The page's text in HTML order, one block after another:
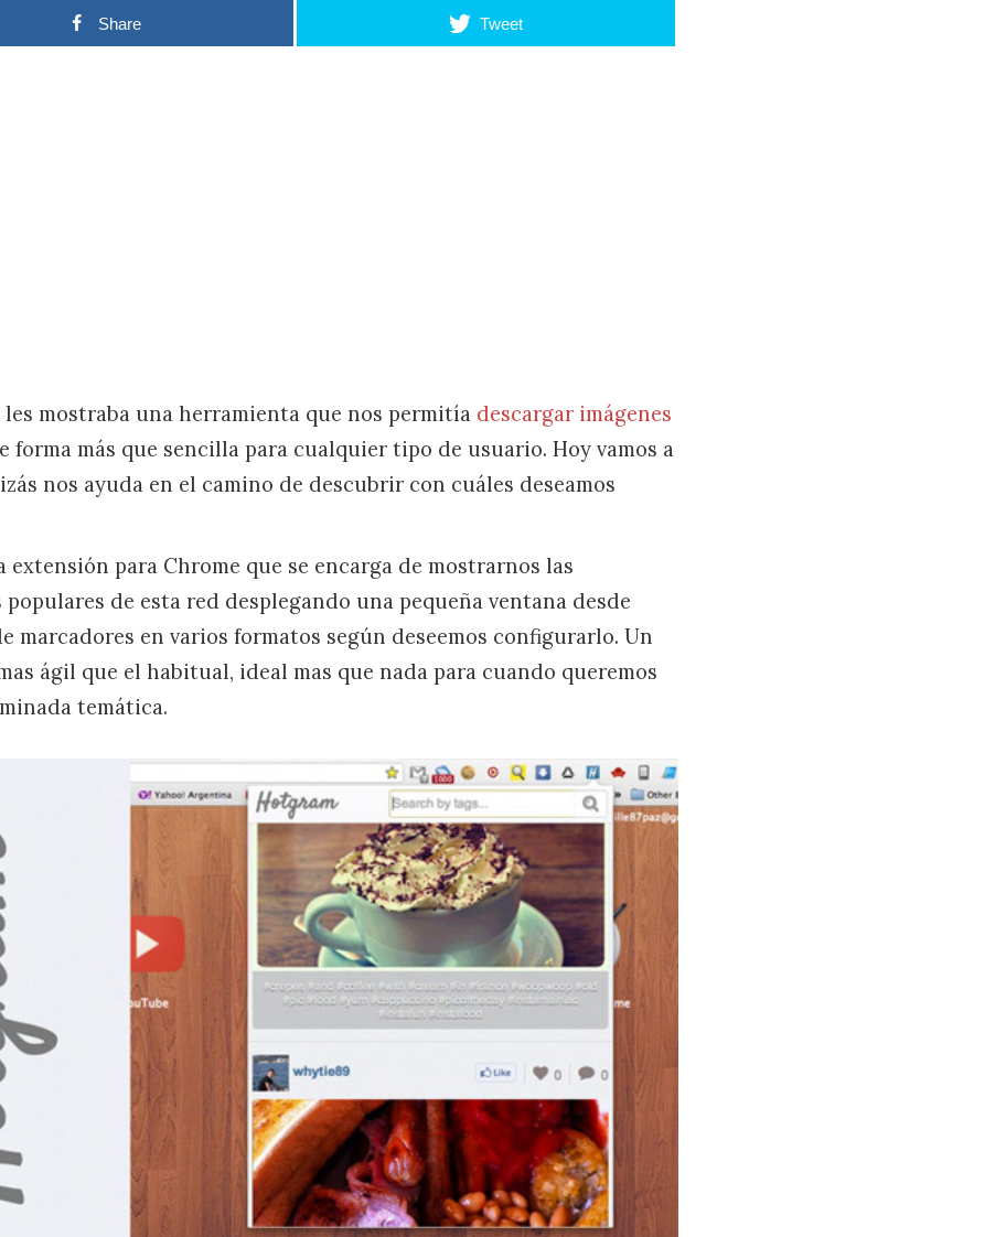
Share Tweet
les mostraba una herramienta que nos permitía descargar imágenes
forma más que sencilla para cualquier tipo de usuario. Hoy vamos a
nos ayuda en el camino de descubrir con cuáles deseamos
extensión para Chrome que se encarga de mostrarnos las
de esta red desplegando una pequeña ventana desde
marcadores en varios formatos según deseemos configurarlo. Un
ágil que el habitual, ideal mas que nada para cuando queremos
temática.